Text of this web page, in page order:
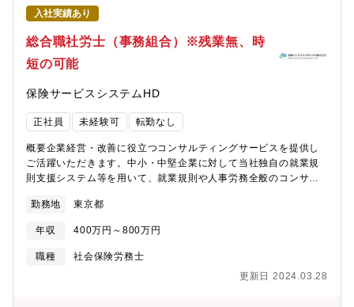
入社実績あり
総合職社労士（事務組合）※残業無、時
短の可能
保険サービスシステムHD
正社員 未経験可 転勤なし
概要企業経営・改善に役立つコンサルティングサービスを提供し
ご活躍いただきます。中小・中堅企業に対して当社独自の就業規
則支援システム等を用いて、就業規則や人事労務全般のコンサル
2023年4月に新規設立した労働保険事務組合にて労働保険全般業
務をご対応いただきます。・概算保険料、確定保険料及び一般拠
出金などの申告及び納付・保険関係成立届、任意加入の申請、雇
用保険の事務所設置届の提出等・労災保険の特別加入の申請等・
申請、届出、報告等業務内容・就業規則のコンサルティング(診
勤務地 東京都
年収 400万円～800万円
職種
社会保険労務士
更新日 2024.03.28